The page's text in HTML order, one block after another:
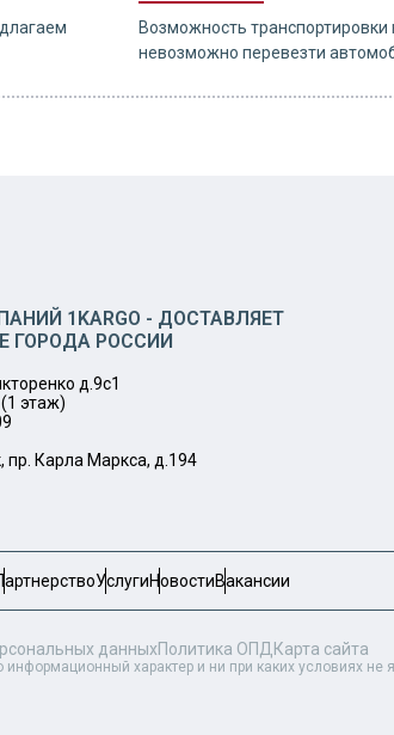
Возможность транспортировки
невозможно перевезти
1KARGO - ДОСТАВЛЯЕТ
ГОРОДА РОССИИ
д.9с1
этаж)
пр. Карла Маркса, д.194
УслугиНовостиВакансии
данныхПолитика ОПД Карта сайта
характер и ни при каких условиях